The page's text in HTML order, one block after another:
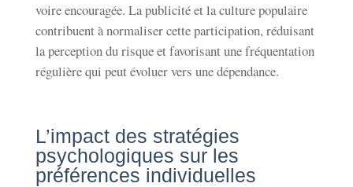
voire encouragée. La publicité et la culture populaire
contribuent à normaliser cette participation, réduisant
la perception du risque et favorisant une fréquentation
régulière qui peut évoluer vers une dépendance.
L’impact des stratégies
psychologiques sur les
préférences individuelles